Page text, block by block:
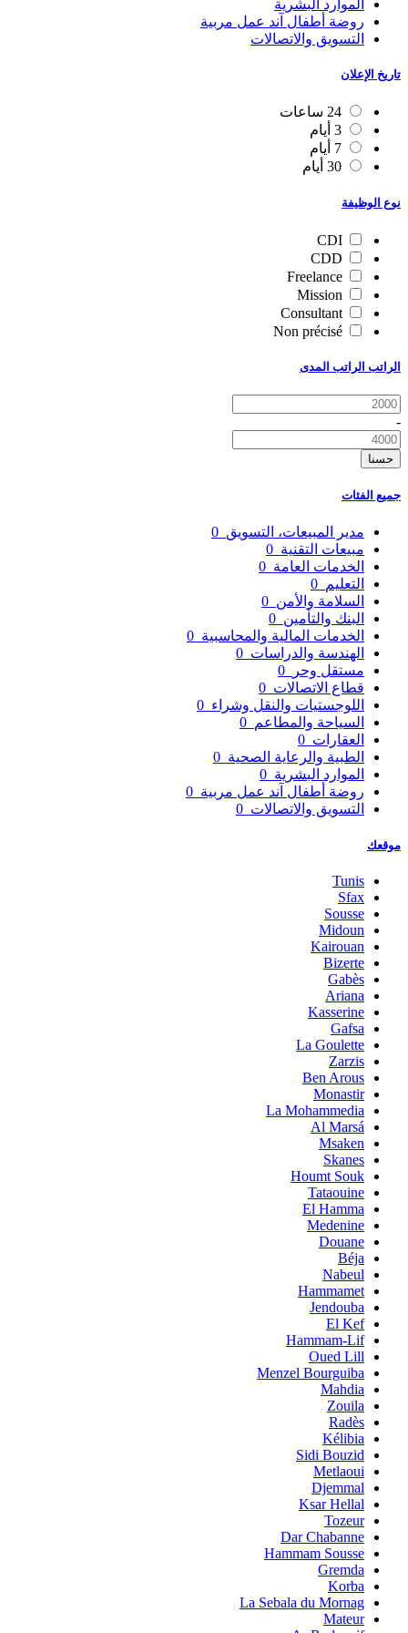
الموارد البشرية
روضة أطفال آند عمل مربية
التسويق والاتصالات
تاريخ الإعلان
24 ساعات
3 أيام
7 أيام
30 أيام
نوع الوظيفة
CDI
CDD
Freelance
Mission
Consultant
Non précisé
الراتب الراتب المدى
-
حسنا
جميع الفئات
مدير المبيعات، التسويق
مبيعات التقنية
الخدمات العامة
التعليم
السلامة والأمن
البنك والتأمين
الخدمات المالية والمحاسبية
الهندسة والدراسات
مستقل وحر
قطاع الاتصالات
اللوجستيات والنقل وشراء
السياحة والمطاعم
العقارات
الطبية والرعاية الصحية
الموارد البشرية
روضة أطفال آند عمل مربية
التسويق والاتصالات
موقعك
Tunis
Sfax
Sousse
Midoun
Kairouan
Bizerte
Gabès
Ariana
Kasserine
Gafsa
La Goulette
Zarzis
Ben Arous
Monastir
La Mohammedia
Al Marsá
Msaken
Skanes
Houmt Souk
Tataouine
El Hamma
Medenine
Douane
Béja
Nabeul
Hammamet
Jendouba
El Kef
Hammam-Lif
Oued Lill
Menzel Bourguiba
Mahdia
Zouila
Radès
Kélibia
Sidi Bouzid
Metlaoui
Djemmal
Ksar Hellal
Tozeur
Dar Chabanne
Hammam Sousse
Gremda
Korba
La Sebala du Mornag
Mateur